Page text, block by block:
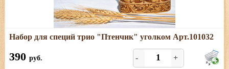
Подробнее
Размеры: длина - 9,5 см; ширина - 9,5 см; высота - 10
Набор для специй трио "Птенчик" уголком Арт.101032
390 руб. - +